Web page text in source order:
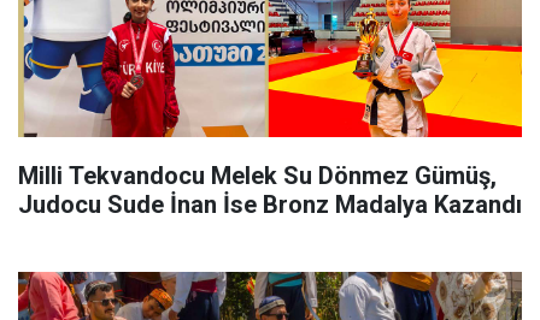
Milli Tekvandocu Melek Su Dönmez Gümüş,
Judocu Sude İnan İse Bronz Madalya Kazandı